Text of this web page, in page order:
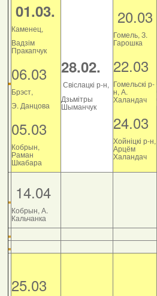
01.03.
Каменец,
Вадзім
Пракапчук
06.03
Брэст,
Э. Данцова
05.03
Кобрын,
Раман
Шкабара
28.02.
Свіслацкі р-н,
Дзьмітры
Шыманчук
20.03
Гомель, З.
Гарошка
22.03
Гомельскі р-
н, А.
Халандач
24.03
Хойніцкі р-н,
Арцём
Халандач
14.04
Кобрын, А.
Кальчанка
25.03